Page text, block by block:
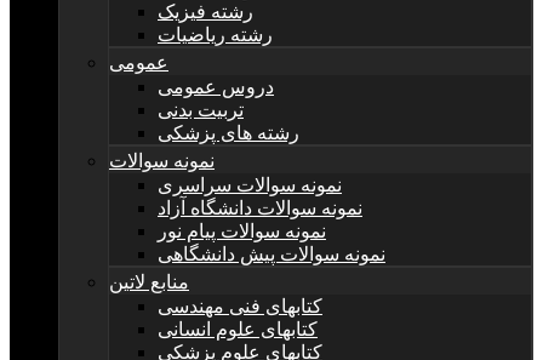
رشته فیزیک
رشته ریاضیات
عمومی
دروس عمومی
تربیت بدنی
رشته های پزشکی
نمونه سوالات
نمونه سوالات سراسری
نمونه سوالات دانشگاه آزاد
نمونه سوالات پیام نور
نمونه سوالات پیش دانشگاهی
منابع لاتین
کتابهای فنی مهندسی
کتابهای علوم انسانی
کتابهای علوم پزشکی